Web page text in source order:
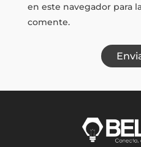
en este navegador para
comente.